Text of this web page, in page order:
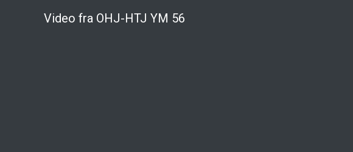
Video fra OHJ-HTJ YM 56